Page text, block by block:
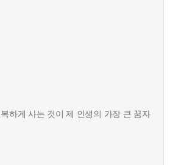
하게 사는 것이 제 인생의 가장 큰 꿈자